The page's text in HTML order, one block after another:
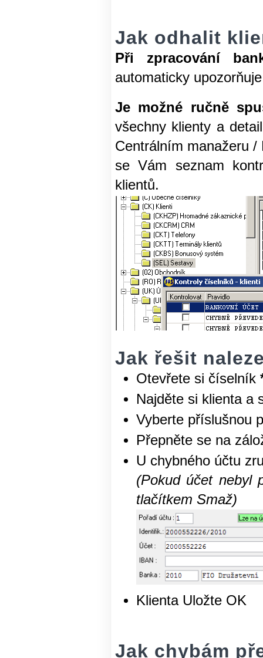
Jak odhalit
Při zpracování
automaticky
Je možné ručně
všechny klienty a
Centrálním manažeru
se Vám seznam
klientů.
Jak řešit
Otevřete si číselník
Najděte si klienta a
Vyberte příslušnou
Přepněte se na
U chybného účtu
(Pokud účet nebyl
tlačítkem Smaž)
Klienta Uložte OK
Jak chybám